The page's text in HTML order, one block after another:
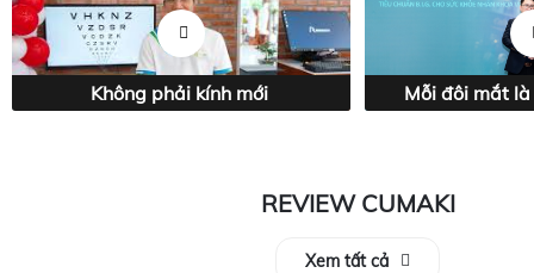
Không phải kính mới Mỗi đôi mắt
REVIEW CUMAKI
Xem tất cả